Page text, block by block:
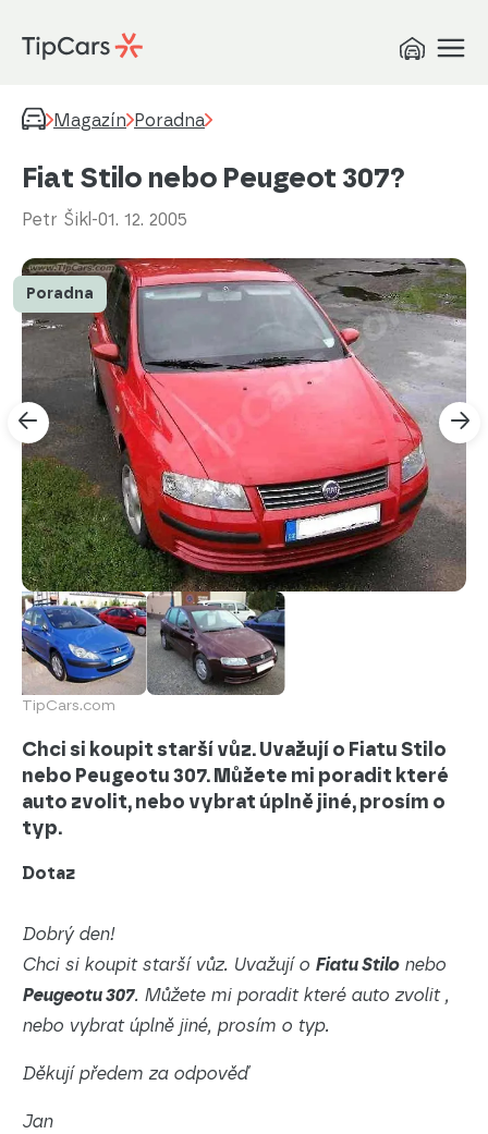
Magazín Poradna
Fiat Stilo nebo Peugeot 307?
Petr Šikl -01. 12. 2005
TipCars.com
Poradna
Chci si koupit starší vůz. Uvažují o Fiatu Stilo
nebo Peugeotu 307. Můžete mi poradit které
auto zvolit, nebo vybrat úplně jiné, prosím o
typ.
Dotaz
Dobrý den!
Chci si koupit starší vůz. Uvažují o Fiatu Stilonebo
Peugeotu 307. Můžete mi poradit které auto zvolit ,
nebo vybrat úplně jiné, prosím o typ.
Děkují předem za odpověď
Jan